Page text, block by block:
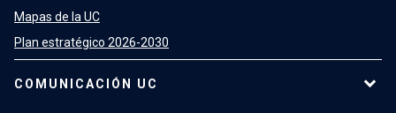
Mapas de la UC
Plan estratégico 2026-2030
COMUNICACIÓN UC